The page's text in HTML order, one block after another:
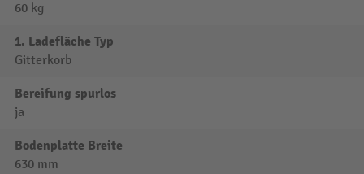
60 kg
1. Ladefläche Typ
Gitterkorb
Bereifung spurlos
ja
Bodenplatte Breite
630 mm